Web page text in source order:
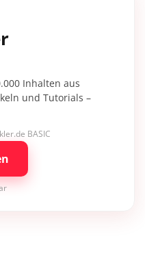
Inhalten aus
und Tutorials –
BASIC